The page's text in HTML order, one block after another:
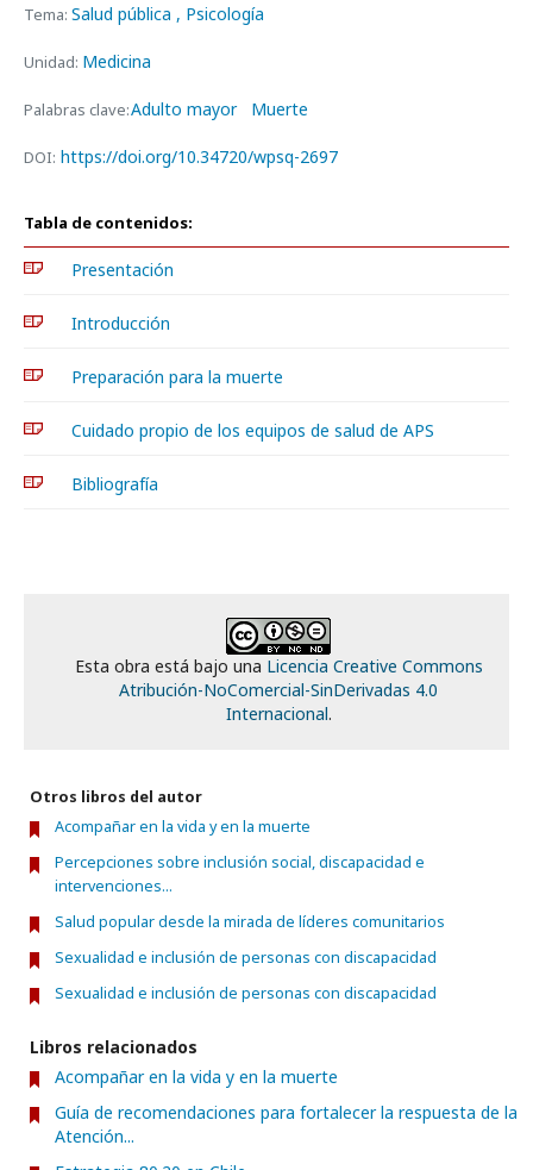
Tema: Salud pública , Psicología
Unidad: Medicina
Palabras clave:Adulto mayor Muerte
DOI: https://doi.org/10.34720/wpsq-2697
Tabla de contenidos:
Presentación
Introducción
Preparación para la muerte
Cuidado propio de los equipos de salud de APS
Bibliografía
Esta obra está bajo una Licencia Creative Commons
Atribución-NoComercial-SinDerivadas 4.0
Internacional.
Otros libros del autor
Acompañar en la vida y en la muerte
Percepciones sobre inclusión social, discapacidad e
intervenciones...
Salud popular desde la mirada de líderes comunitarios
Sexualidad e inclusión de personas con discapacidad
Sexualidad e inclusión de personas con discapacidad
Libros relacionados
Acompañar en la vida y en la muerte
Guía de recomendaciones para fortalecer la respuesta de la
Atención...